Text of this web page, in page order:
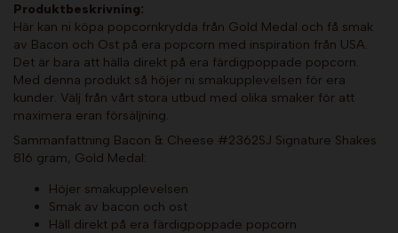
Produktbeskrivning:
Här kan ni köpa popcornkrydda från Gold Medal och få smak
av Bacon och Ost på era popcorn med inspiration från USA.
Det är bara att hälla direkt på era färdigpoppade popcorn.
Med denna produkt så höjer ni smakupplevelsen för era
kunder. Välj från vårt stora utbud med olika smaker för att
maximera eran försäljning.
Sammanfattning Bacon & Cheese #2362SJ Signature Shakes
816 gram, Gold Medal:
Höjer smakupplevelsen
Smak av bacon och ost
Häll direkt på era färdigpoppade popcorn